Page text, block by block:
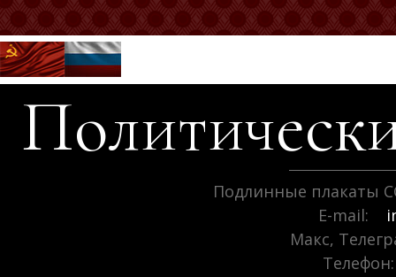
Подлинные плакаты
E-mail:
Макс,
Телефон: